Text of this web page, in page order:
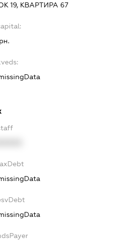
19, КВАРТИРА 67